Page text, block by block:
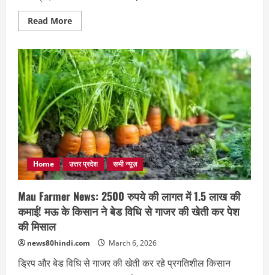
Read MoreRead
more
की
छात्रा
अस्मिता
यादव
के
हुनर
ने
सबको
किया
हैरान,
₹100
में
बना
दी
चारमीनार!
Home उत्तर प्रदेश सभी न्यूज़
Mau Farmer News: 2500 रुपये की लागत में 1.5 लाख की
कमाई! मऊ के किसान ने बेड विधि से गाजर की खेती कर पेश
की मिसाल
news80hindi.com March 6, 2026
ड्रिप और बेड विधि से गाजर की खेती कर रहे प्रगतिशील किसान